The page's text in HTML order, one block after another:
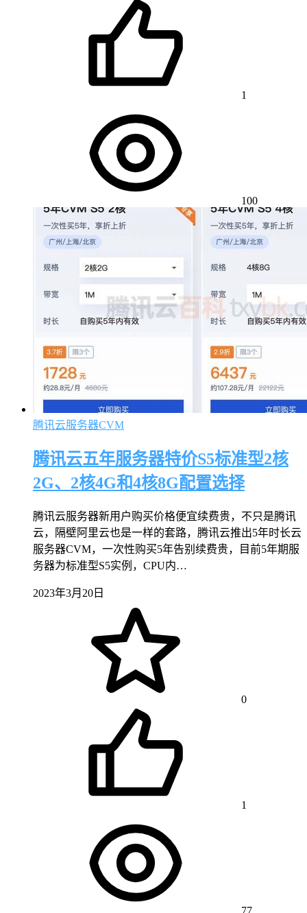
1
100
腾讯云服务器CVM
腾讯云五年服务器特价S5标准型2核
2G、2核4G和4核8G配置选择
腾讯云服务器新用户购买价格便宜续费贵，不只是腾讯
云，隔壁阿里云也是一样的套路，腾讯云推出5年时长云
服务器CVM，一次性购买5年告别续费贵，目前5年期服
务器为标准型S5实例，CPU内…
2023年3月20日
0
1